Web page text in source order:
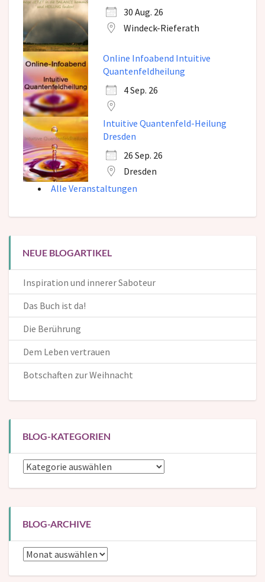
30 Aug. 26
Windeck-Rieferath
Online Infoabend Intuitive
Quantenfeldheilung
4 Sep. 26
Intuitive Quantenfeld-Heilung
Dresden
26 Sep. 26
Dresden
Alle Veranstaltungen
NEUE BLOGARTIKEL
Inspiration und innerer Saboteur
Das Buch ist da!
Die Berührung
Dem Leben vertrauen
Botschaften zur Weihnacht
BLOG-KATEGORIEN
Blog-
BLOG-ARCHIVE
Blog-